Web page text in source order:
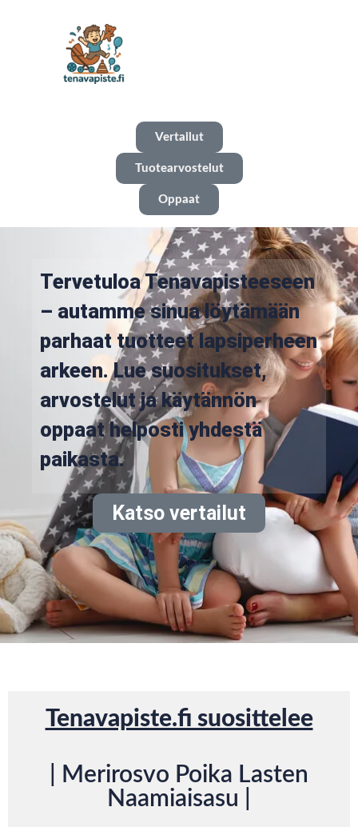
Vertailut
Tuotearvostelut
Oppaat
Tervetuloa Tenavapisteeseen
– autamme sinua löytämään
parhaat tuotteet lapsiperheen
arkeen. Lue suositukset,
arvostelut ja käytännön
oppaat helposti yhdestä
paikasta.
Katso vertailut
Tenavapiste.fi suosittelee
| Merirosvo Poika Lasten
Naamiaisasu |